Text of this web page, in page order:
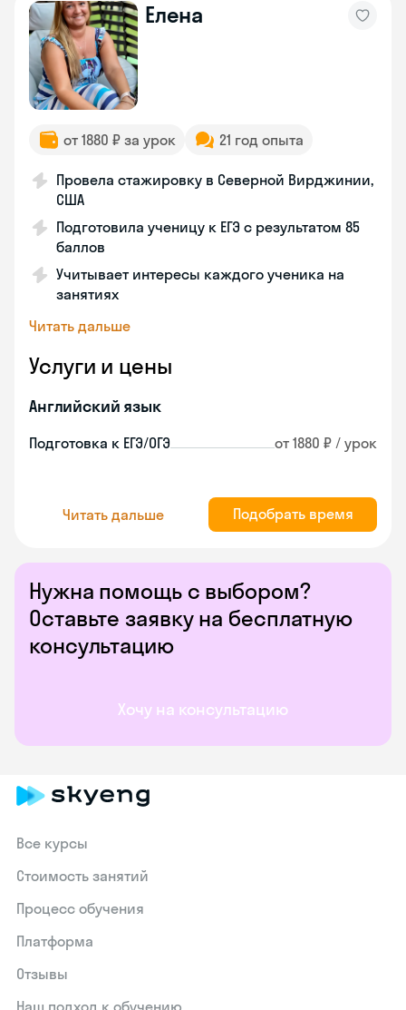
Нужна помощь с выбором?
Оставьте заявку на бесплатную
консультацию
Хочу на консультацию
Елена
от 1880 ₽ за урок 21 год опыта
Провела стажировку в Северной Вирджинии,
США
Подготовила ученицу к ЕГЭ с результатом 85
баллов
Учитывает интересы каждого ученика на
занятиях
Читать дальше
Услуги и цены
Английский язык
Подготовка к ЕГЭ/ОГЭ от 1880 ₽ / урок
Читать дальше Подобрать время
Все курсы
Стоимость занятий
Процесс обучения
Платформа
Отзывы
Наш подход к обучению